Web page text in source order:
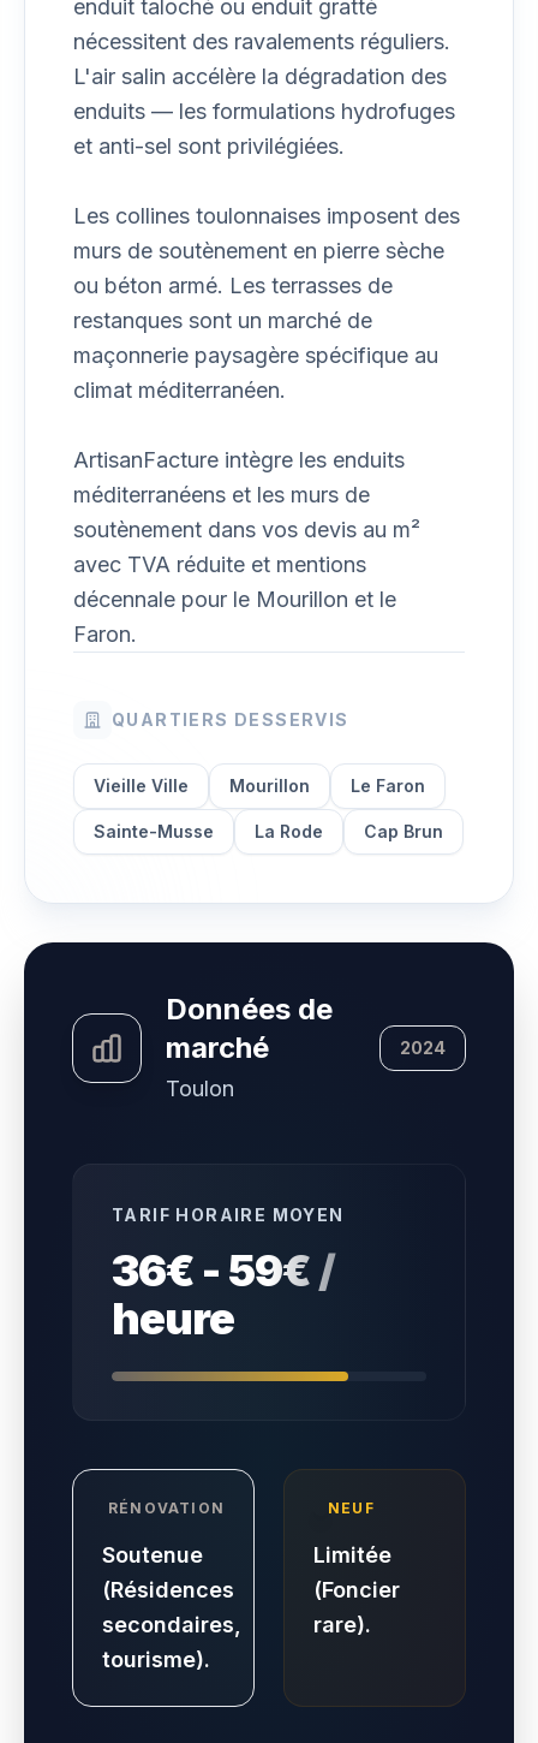
enduit taloché ou enduit gratté
nécessitent des ravalements réguliers.
L'air salin accélère la dégradation des
enduits — les formulations hydrofuges
et anti-sel sont privilégiées.
Les collines toulonnaises imposent des
murs de soutènement en pierre sèche
ou béton armé. Les terrasses de
restanques sont un marché de
maçonnerie paysagère spécifique au
climat méditerranéen.
ArtisanFacture intègre les enduits
méditerranéens et les murs de
soutènement dans vos devis au m²
avec TVA réduite et mentions
décennale pour le Mourillon et le
Faron.
QUARTIERS DESSERVIS
Vieille Ville Mourillon Le Faron
Sainte-Musse La Rode Cap Brun
Données de
marché
Toulon
2024
TARIF HORAIRE MOYEN
36€ - 59€ /
heure
RÉNOVATION
Soutenue
(Résidences
secondaires,
tourisme).
NEUF
Limitée
(Foncier
rare).